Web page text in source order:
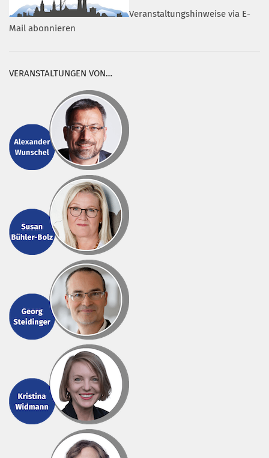
Veranstaltungshinweise via E-
Mail abonnieren
VERANSTALTUNGEN VON…